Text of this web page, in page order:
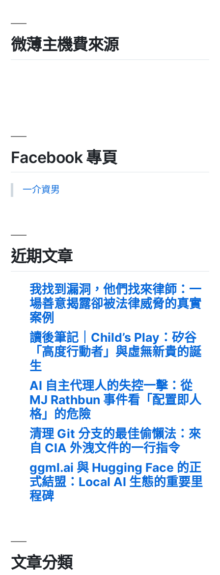
微薄主機費來源
Facebook 專頁
一介資男
近期文章
我找到漏洞，他們找來律師：一
場善意揭露卻被法律威脅的真實
案例
讀後筆記｜Child’s Play：矽谷
「高度行動者」與虛無新貴的誕
生
AI 自主代理人的失控一擊：從
MJ Rathbun 事件看「配置即人
格」的危險
清理 Git 分支的最佳偷懶法：來
自 CIA 外洩文件的一行指令
ggml.ai 與 Hugging Face 的正
式結盟：Local AI 生態的重要里
程碑
文章分類